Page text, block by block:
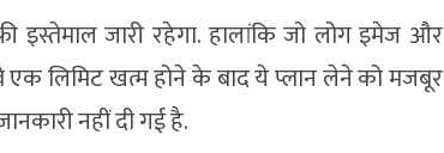
इस्तेमाल जारी रहेगा. हालांकि जो लोग इमेज और
एक लिमिट खत्म होने के बाद ये प्लान लेने को मजबूर
नहीं दी गई है.